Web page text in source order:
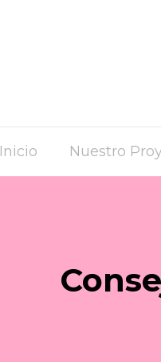
Inicio Nuestro